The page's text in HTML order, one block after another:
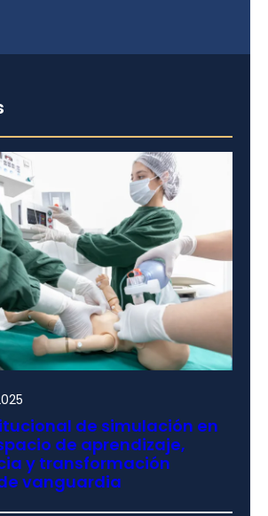
de simulación en
de aprendizaje,
y transformación
vanguardia